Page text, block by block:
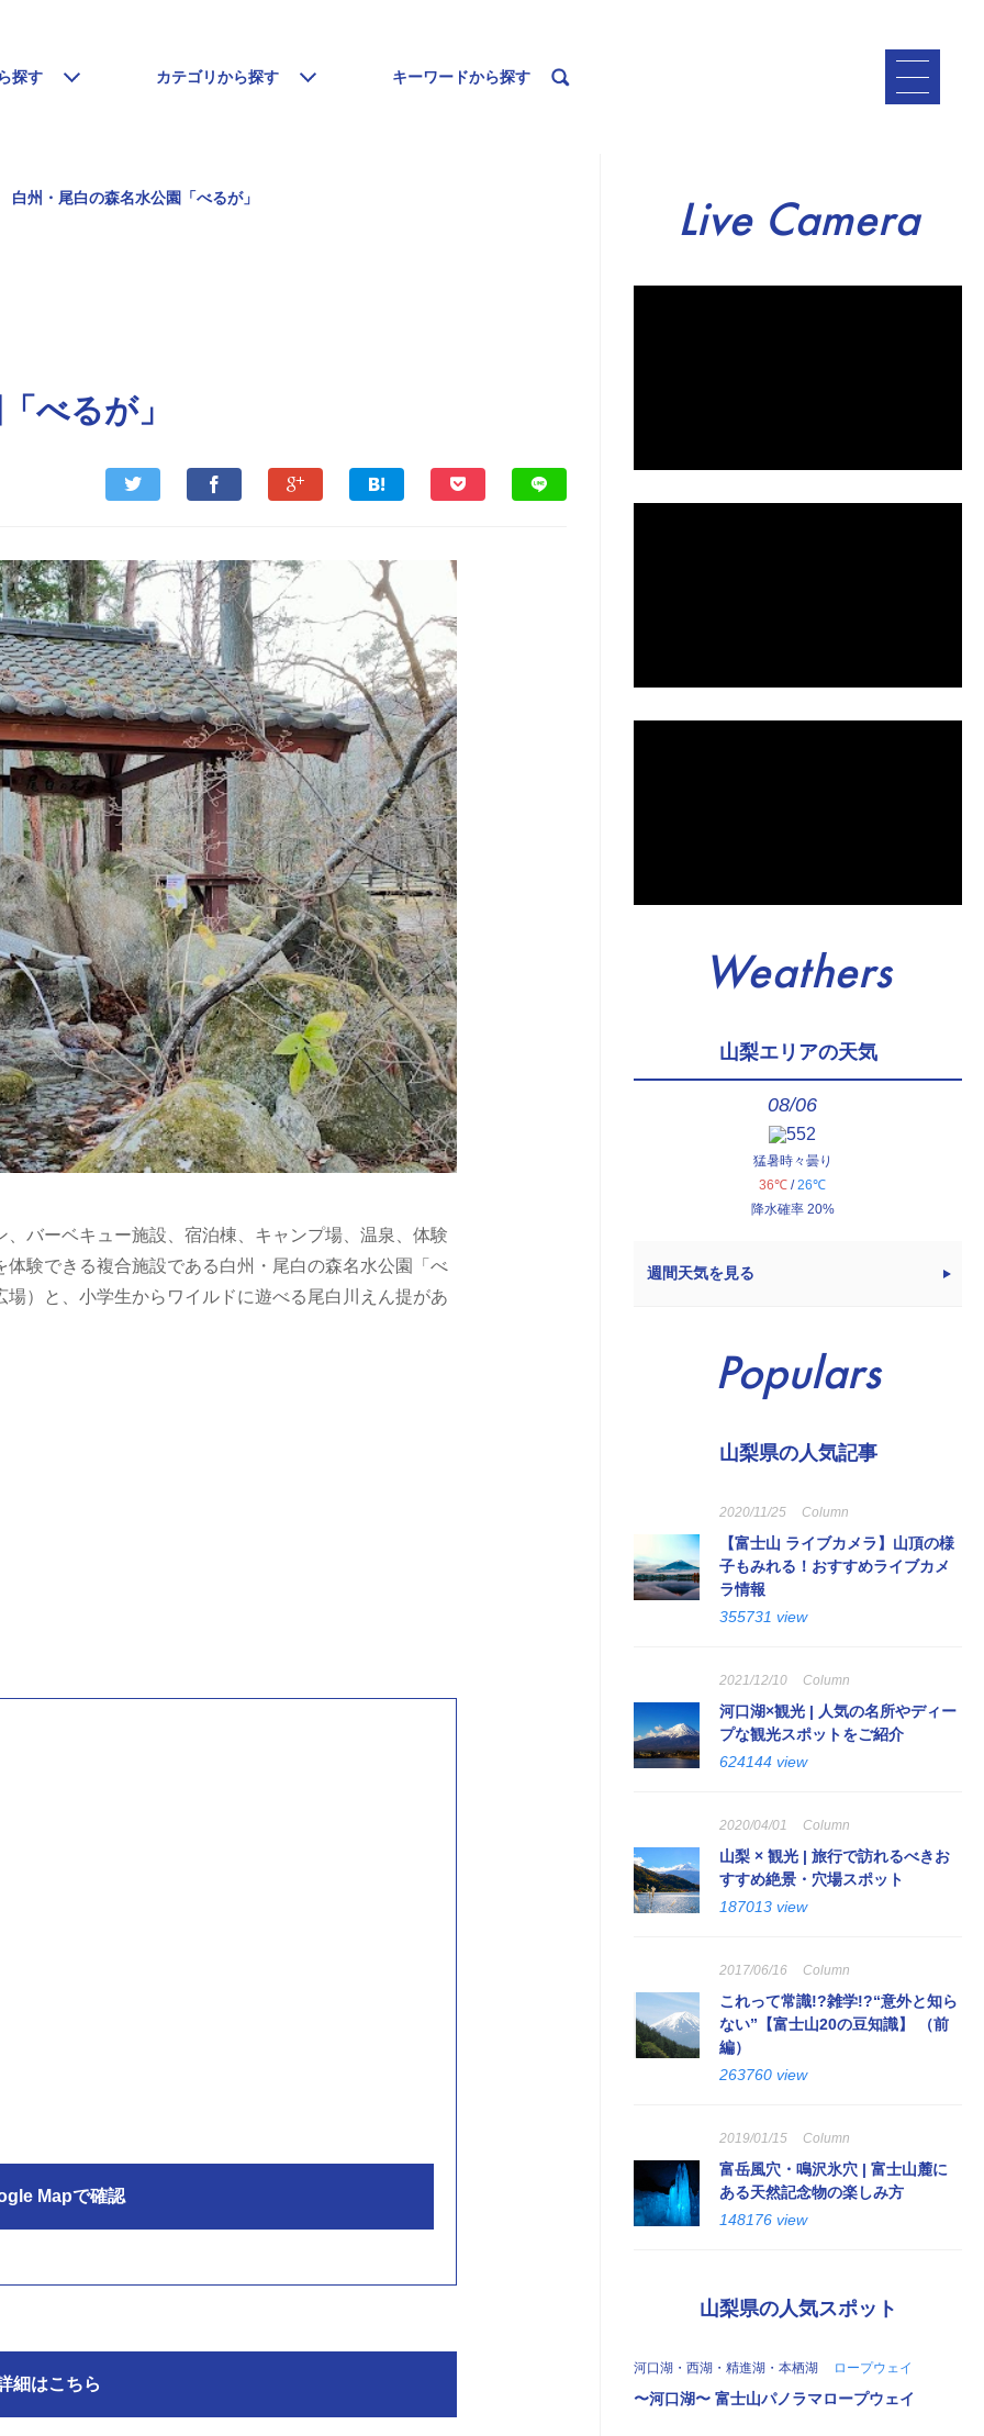
探す カテゴリから探す キーワードから探す
白州・尾白の森名水公園「べるが」
べるが」
バーベキュー施設、宿泊棟、キャンプ場、温泉、体験
験できる複合施設である白州・尾白の森名水公園「べ
）と、小学生からワイルドに遊べる尾白川えん提があ
Mapで確認
細はこちら
Live Camera
Weathers
山梨エリアの天気
08/06
猛暑時々曇り
36℃ /26℃
降水確率 20%
週間天気を見る
Populars
山梨県の人気記事
2020/11/25 Column
【富士山 ライブカメラ】山頂の様
子もみれる！おすすめライブカメ
ラ情報
355731 view
2021/12/10 Column
河口湖×観光 | 人気の名所やディー
プな観光スポットをご紹介
624144 view
2020/04/01 Column
山梨 × 観光 | 旅行で訪れるべきお
すすめ絶景・穴場スポット
187013 view
2017/06/16 Column
これって常識!?雑学!?“意外と知ら
ない”【富士山20の豆知識】 （前
編）
263760 view
2019/01/15 Column
富岳風穴・鳴沢氷穴 | 富士山麓に
ある天然記念物の楽しみ方
148176 view
山梨県の人気スポット
河口湖・西湖・精進湖・本栖湖 ロープウェイ
〜河口湖〜 富士山パノラマロープウェイ